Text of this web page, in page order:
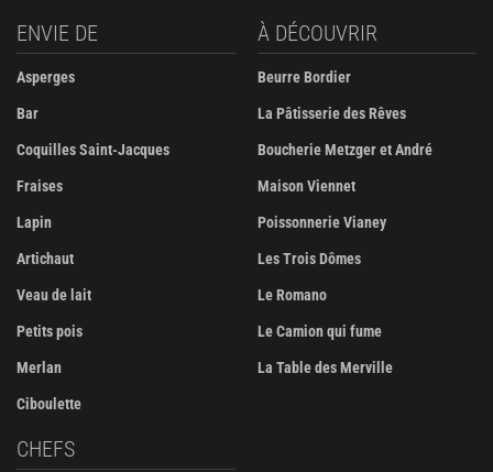
ENVIE DE
Asperges
Bar
Coquilles Saint-Jacques
Fraises
Lapin
Artichaut
Veau de lait
Petits pois
Merlan
Ciboulette
À DÉCOUVRIR
Beurre Bordier
La Pâtisserie des Rêves
Boucherie Metzger et André
Maison Viennet
Poissonnerie Vianey
Les Trois Dômes
Le Romano
Le Camion qui fume
La Table des Merville
CHEFS